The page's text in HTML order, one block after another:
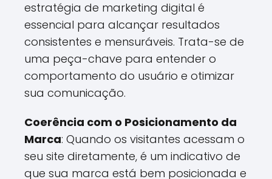
estratégia de marketing digital é
essencial para alcançar resultados
consistentes e mensuráveis. Trata-se de
uma peça-chave para entender o
comportamento do usuário e otimizar
sua comunicação.
Coerência com o Posicionamento da
Marca: Quando os visitantes acessam o
seu site diretamente, é um indicativo de
que sua marca está bem posicionada e